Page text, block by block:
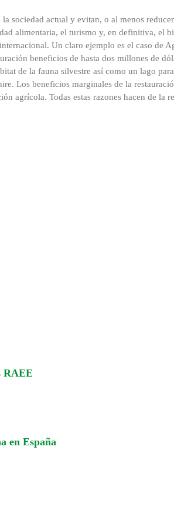
sociedad actual y evitan, o al menos
alimentaria, el turismo y, en definitiva, el
Un claro ejemplo es el caso de
beneficios de hasta dos millones de
de la fauna silvestre así como un lago
Los beneficios marginales de la
agrícola. Todas estas razones hacen de la
RAEE
en España